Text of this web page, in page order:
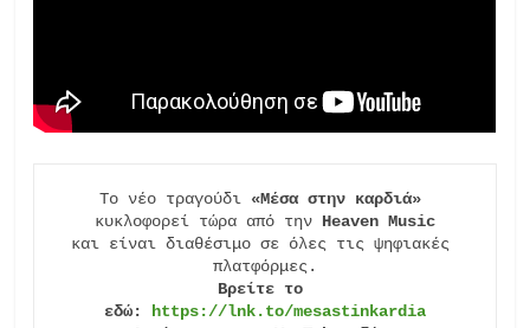
Το νέο τραγούδι «Μέσα στην καρδιά»
κυκλοφορεί τώρα από την Heaven Music
και είναι διαθέσιμο σε όλες τις ψηφιακές
Βρείτε το
εδώ:
https://lnk.to/mesastinkardia